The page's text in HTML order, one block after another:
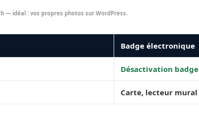
— idéal : vos propres photos sur WordPress.
Badge électronique
Désactivation badge
Carte, lecteur mural